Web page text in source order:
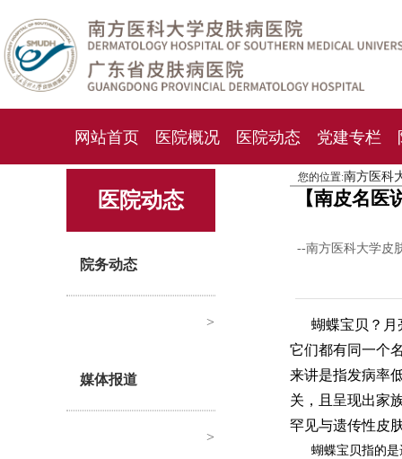
网站首页 医院概况 医院动态 党建专栏
化妆品检测中心 就诊指南 人才
医院动态
院务动态
>
媒体报道
>
您的位置:南方医科
【南皮名
--南方医科大学皮
蝴蝶宝贝？
它们都有同一个
来讲是指发病率
关，且呈现出家
罕见与遗传性皮
蝴蝶宝贝指的